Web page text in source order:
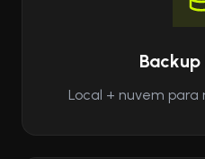
Local + nuvem